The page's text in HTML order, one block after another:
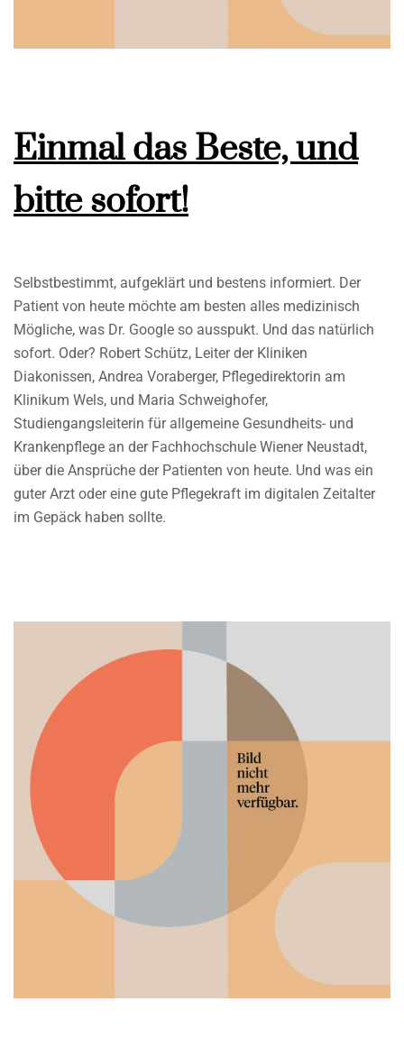
Einmal das Beste, und
bitte sofort!
Selbstbestimmt, aufgeklärt und bestens informiert. Der
Patient von heute möchte am besten alles medizinisch
Mögliche, was Dr. Google so ausspukt. Und das natürlich
sofort. Oder? Robert Schütz, Leiter der Kliniken
Diakonissen, Andrea Voraberger, Pflegedirektorin am
Klinikum Wels, und Maria Schweighofer,
Studiengangsleiterin für allgemeine Gesundheits- und
Krankenpflege an der Fachhochschule Wiener Neustadt,
über die Ansprüche der Patienten von heute. Und was ein
guter Arzt oder eine gute Pflegekraft im digitalen Zeitalter
im Gepäck haben sollte.